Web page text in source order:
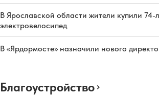
В Ярославской области жители купили 74-
электровелосипед
В «Ярдормосте» назначили нового
Благоустройство